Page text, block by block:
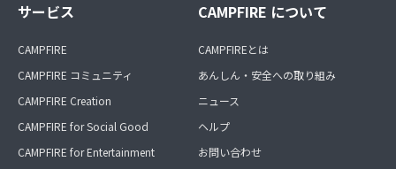
サービス
CAMPFIRE
CAMPFIRE コミュニティ
CAMPFIRE Creation
CAMPFIRE for Social Good
CAMPFIRE for Entertainment
CAMPFIRE について
CAMPFIREとは
あんしん・安全への取り組み
ニュース
ヘルプ
お問い合わせ